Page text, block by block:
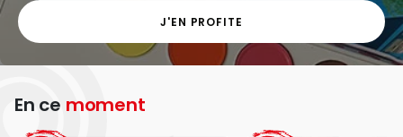
J'EN PROFITE
En ce moment